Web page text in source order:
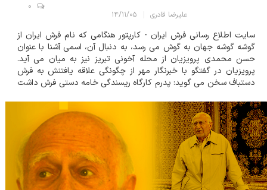
علیرضا قادری ۱۴/۱۱/۰۵
0
سایت اطلاع رسانی فرش ایران - کارپتور هنگامی که نام فرش ایران از
گوشه گوشه جهان به گوش می رسد، به دنبال آن، اسمی آشنا با عنوان
حسن محمدی پرویزیان از محله آخونی تبریز نیز به میان می آید.
پرویزیان در گفتگو با خبرنگار مهر از چگونگی علاقه یافتنش به فرش
دستباف سخن می گوید: پدرم کارگاه ریسندگی خامه دستی فرش داشت
فراوانی در تولید فرش...